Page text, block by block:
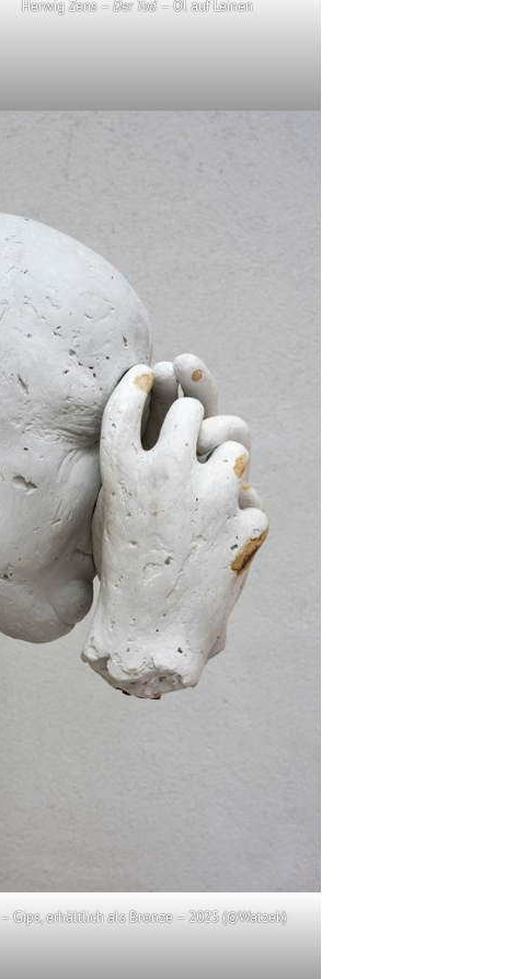
Herwig Zens –Der Tod – Öl auf Leinen
– Gips, erhältlich als Bronze – 2025 (©Watzek)